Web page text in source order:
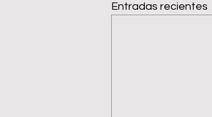
Entradas recientes